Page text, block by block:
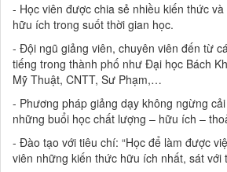
- Học viên được chia sẻ nhiều kiến thức
hữu ích trong suốt thời gian học.
- Đội ngũ giảng viên, chuyên viên đến từ
tiếng trong thành phố như Đại học Bách
Mỹ Thuật, CNTT, Sư Phạm,…
- Phương pháp giảng dạy không ngừng
những buổi học chất lượng – hữu ích –
- Đào tạo với tiêu chí: “Học để làm được
viên những kiến thức hữu ích nhất, sát với